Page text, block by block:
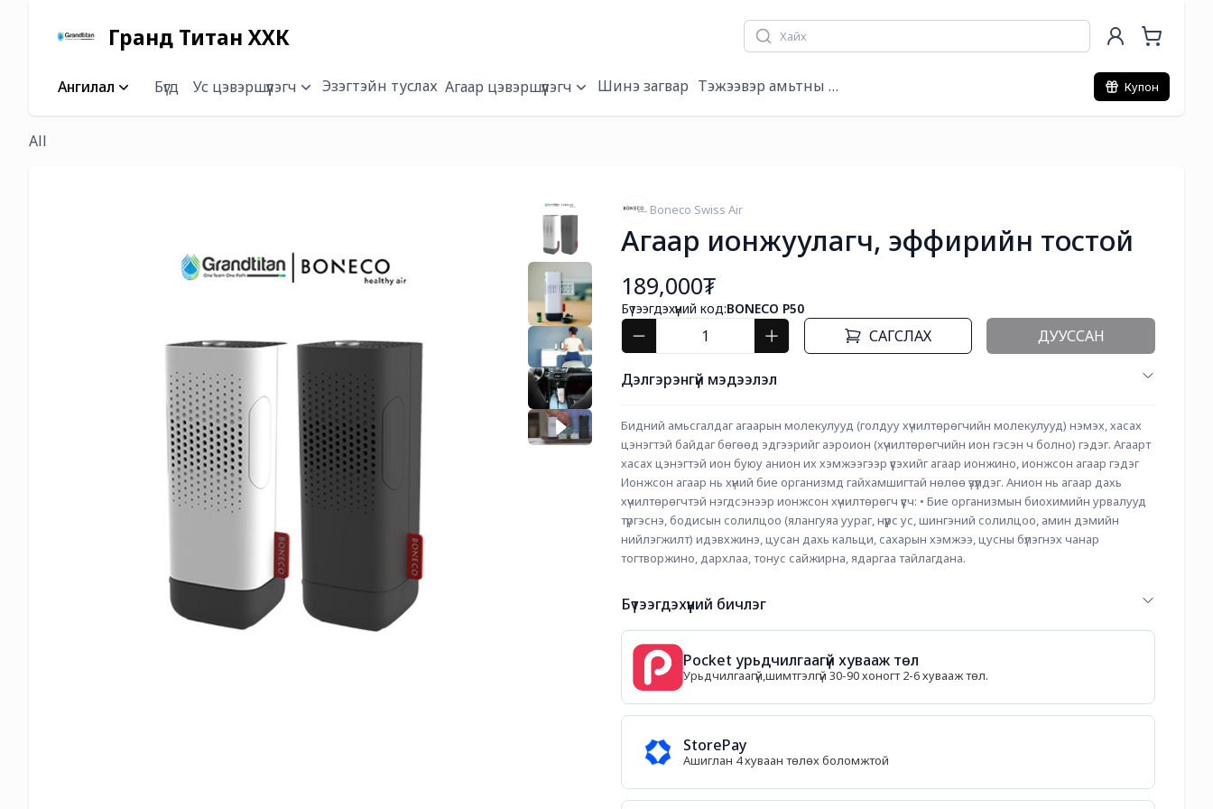
Гранд Титан ХХК
Ангилал Бүгд Ус цэвэршүүлэгч Эзэгтэйн туслах Агаар цэвэршүүлэгч Шинэ загвар Тэжээвэр амьтны хэрэгсэл Купон
All
Boneco Swiss Air
Агаар ионжуулагч, эффирийн тостой
189,000₮
Бүтээгдэхүүний код:BONECO P50
САГСЛАХ ДУУССАН
Дэлгэрэнгүй мэдээлэл
Бидний амьсгалдаг агаарын молекулууд (голдуу хүчилтөрөгчийн молекулууд) нэмэх, хасах
цэнэгтэй байдаг бөгөөд эдгээрийг аэроион (хүчилтөрөгчийн ион гэсэн ч болно) гэдэг. Агаарт
хасах цэнэгтэй ион буюу анион их хэмжээгээр үүсэхийг агаар ионжино, ионжсон агаар гэдэг
Ионжсон агаар нь хүний бие организмд гайхамшигтай нөлөө үзүүлдэг. Анион нь агаар дахь
хүчилтөрөгчтэй нэгдсэнээр ионжсон хүчилтөрөгч үүсч: • Бие организмын биохимийн урвалууд
түргэснэ, бодисын солилцоо (ялангуяа уураг, нүүрс ус, шингэний солилцоо, амин дэмийн
нийлэгжилт) идэвхжинэ, цусан дахь кальци, сахарын хэмжээ, цусны бүлэгнэх чанар
тогтворжино, дархлаа, тонус сайжирна, ядаргаа тайлагдана.
Бүтээгдэхүүний бичлэг
Pocket урьдчилгаагүй хувааж төл
Урьдчилгаагүй,шимтгэлгүй 30-90 хоногт 2-6 хувааж төл.
StorePay
Ашиглан 4 хуваан төлөх боломжтой